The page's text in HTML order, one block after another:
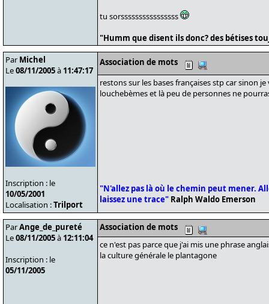
tu sorssssssssssssssss
"Humm que disent ils donc? des bétises
Par Michel
Le08/11/2005à 11:47:17
Inscription : le
10/05/2001
Localisation :Trilport
Association de mots
restons sur les bases françaises stp car sinon
louchebèmes et là peu de personnes ne
"N'allez pas là où le chemin peut mener.
laissez une trace" Ralph Waldo Emerson
ParAnge_de_pureté
Le08/11/2005à 12:11:04
Inscription : le
05/11/2005
Association de mots
ce n'est pas parce que j'ai mis une phrase
la culture générale le plantagone